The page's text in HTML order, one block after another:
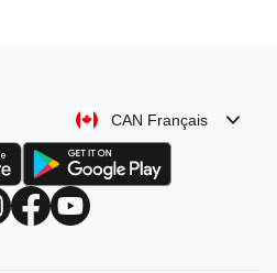
CAN Français